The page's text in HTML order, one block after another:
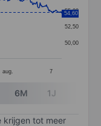
values. Data
aug. 7
50,00
52,50
55,00
54,60
6M 1J
krijgen tot meer